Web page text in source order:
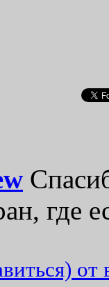
где